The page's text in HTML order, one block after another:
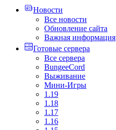
Новости
Все новости
Обновление сайта
Важная информация
Готовые сервера
Все сервера
BungeeCord
Выживание
Мини-Игры
1.19
1.18
1.17
1.16